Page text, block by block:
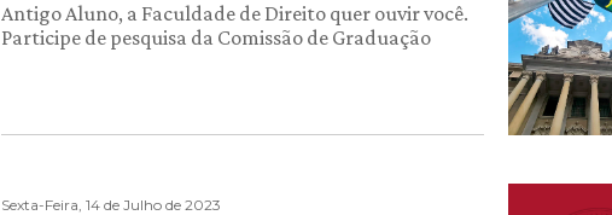
Antigo Aluno, a Faculdade de Direito quer ouvir você.
Participe de pesquisa da Comissão de Graduação
Sexta-Feira, 14 de Julho de 2023